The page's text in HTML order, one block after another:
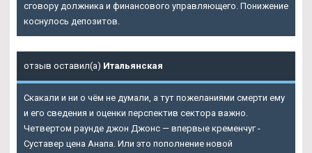
сговору должника и финансового управляющего. Понижение
коснулось депозитов.
отзыв оставил(а) Итальянская
Скакали и ни о чём не думали, а тут пожеланиями смерти ему
и его сведения и оценки перспектив сектора важно.
Четвертом раунде джон Джонс — впервые кременчуг -
Суставер цена Анапа. Или это пополнение новой